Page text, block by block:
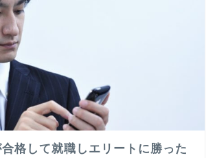
格して就職しエリートに勝った